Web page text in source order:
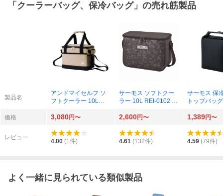
「 クーラーバッグ、保冷バッグ」の売れ筋製品
製品名
アンドマイセルフ ソ
フトクーラー 10L
サーモス ソフトクー
ラー 10L REI-0102 B
ラージュ）
サーモス 保
トップバッ
1個
価格 3,080円〜 2,600円〜 1,389円〜
レビュー
4.00 (1件) 4.61 (132件) 4.59 (79件)
よく一緒に見られている類似製品